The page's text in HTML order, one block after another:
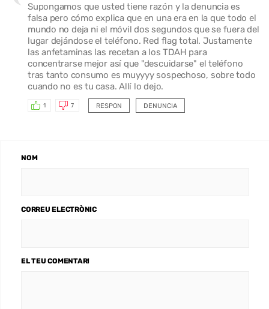
Supongamos que usted tiene razón y la denuncia es
falsa pero cómo explica que en una era en la que todo el
mundo no deja ni el móvil dos segundos que se fuera del
lugar dejándose el teléfono. Red flag total. Justamente
las anfetaminas las recetan a los TDAH para
concentrarse mejor así que "descuidarse" el teléfono
tras tanto consumo es muyyyy sospechoso, sobre todo
cuando no es tu casa. Allí lo dejo.
RESPON
1 7 DENUNCIA
NOM
CORREU ELECTRÒNIC
EL TEU COMENTARI